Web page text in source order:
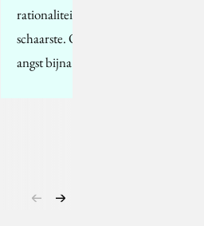
rationaliteit, emoties en
schaarste. Ook al wordt
angst bijna…